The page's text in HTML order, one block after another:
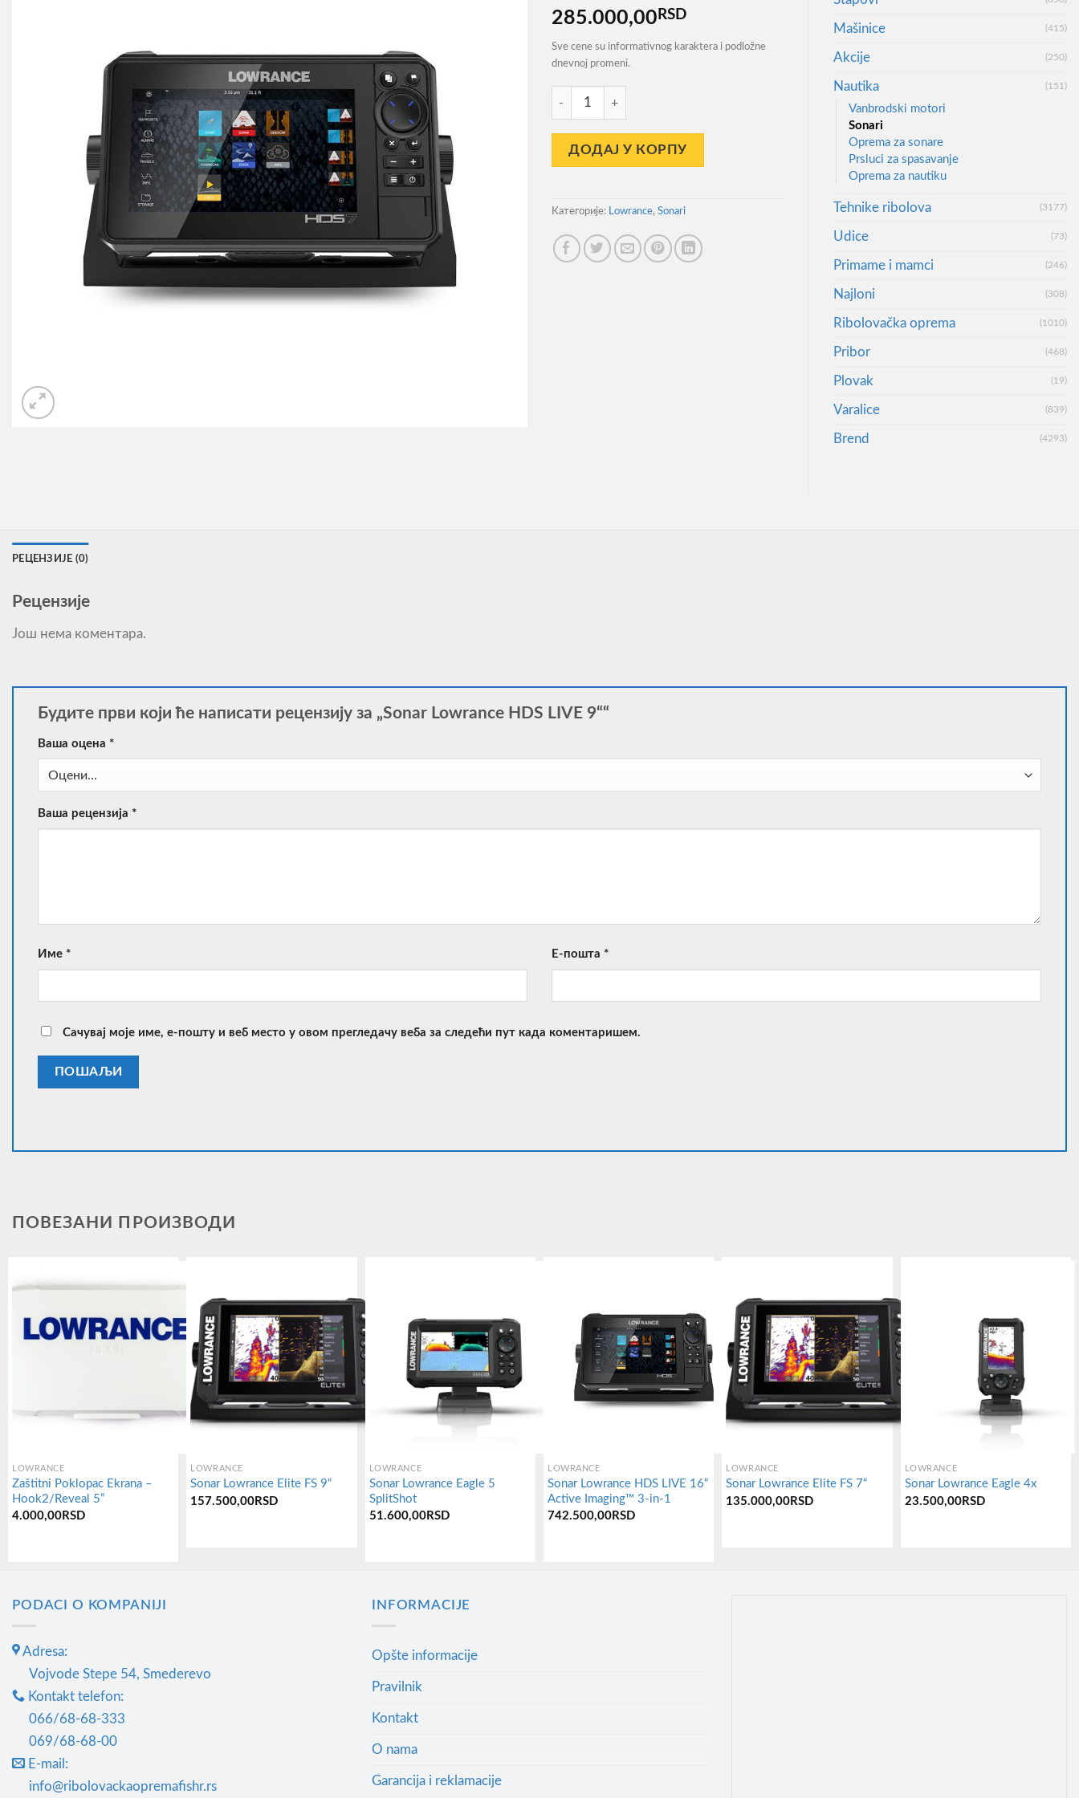
285.000,00 RSD
Sve cene su informativnog karaktera i podložne
dnevnoj promeni.
Sonar Lowrance HDS LIVE 9'' количина
ДОДАЈ У КОРПУ
Категорије: Lowrance, Sonari
Mašinice (415)
Akcije (250)
Nautika (151)
Vanbrodski motori
Sonari
Oprema za sonare
Prsluci za spasavanje
Oprema za nautiku
Tehnike ribolova (3177)
Udice (73)
Primame i mamci (246)
Najloni (308)
Ribolovačka oprema (1010)
Pribor (468)
Plovak (19)
Varalice (839)
Brend (4293)
РЕЦЕНЗИЈЕ (0)
Рецензије
Још нема коментара.
Будите први који ће написати рецензију за „Sonar Lowrance HDS LIVE 9““
Ваша оцена *
Ваша рецензија *
Име * Е-пошта *
Сачувај моје име, е-пошту и веб место у овом прегледачу веба за следећи пут када коментаришем.
ПОВЕЗАНИ ПРОИЗВОДИ
LOWRANCE
Zaštitni Poklopac Ekrana –
Hook2/Reveal 5”
4.000,00 RSD
LOWRANCE
Sonar Lowrance Elite FS 9“
157.500,00 RSD
LOWRANCE
Sonar Lowrance Eagle 5
SplitShot
51.600,00RSD
LOWRANCE
Sonar Lowrance HDS LIVE 16“
Active Imaging™ 3-in-1
742.500,00RSD
LOWRANCE
Sonar Lowrance Elite FS 7“
135.000,00 RSD
LOWRANCE
Sonar Lowrance Eagle 4x
23.500,00RSD
PODACI O KOMPANIJI
Adresa:
Vojvode Stepe 54, Smederevo
Kontakt telefon:
066/68-68-333
069/68-68-00
E-mail:
info@ribolovackaopremafishr.rs
INFORMACIJE
Opšte informacije
Pravilnik
Kontakt
O nama
Garancija i reklamacije